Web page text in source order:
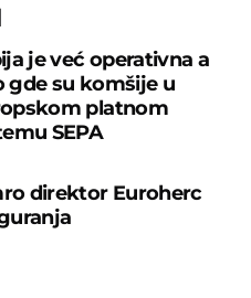
je već operativna a
gde su komšije u
platnom
SEPA
direktor Euroherc